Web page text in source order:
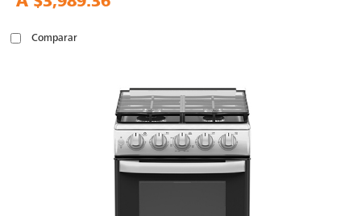
Comparar